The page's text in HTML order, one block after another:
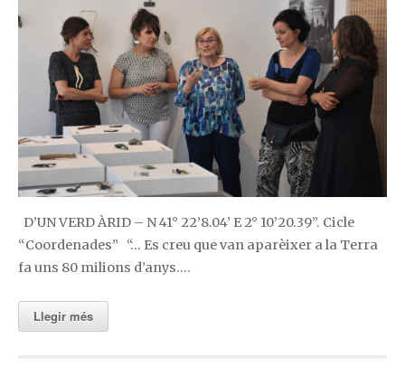
D’UN VERD ÀRID – N 41° 22’8.04’ E 2° 10’20.39”. Cicle
“Coordenades” “… Es creu que van aparèixer a la Terra
fa uns 80 milions d’anys….
Llegir més